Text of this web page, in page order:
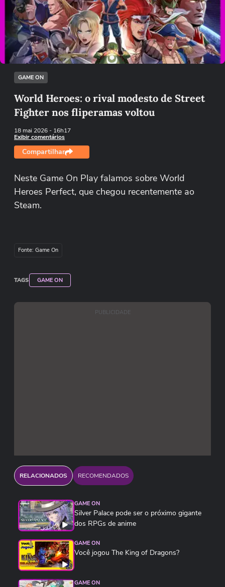
Não foi possível reproduzir o vídeo
Tentar novamente
GAME ON
World Heroes: o rival modesto de Street
Fighter nos fliperamas voltou
18 mai 2026- 16h17
Exibir comentários
Compartilhar
Neste Game On Play falamos sobre World
Heroes Perfect, que chegou recentemente ao
Steam.
Fonte: Game On
TAGS GAME ON
PUBLICIDADE
RELACIONADOS RECOMENDADOS
GAME ON
Silver Palace pode ser o próximo gigante
dos RPGs de anime
GAME ON
Você jogou The King of Dragons?
GAME ON